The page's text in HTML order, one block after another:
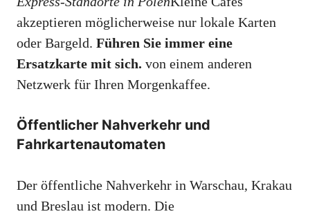
akzeptieren möglicherweise nur lokale Karten
oder Bargeld. Führen Sie immer eine
Ersatzkarte mit sich. von einem anderen
Netzwerk für Ihren Morgenkaffee.
Öffentlicher Nahverkehr und
Fahrkartenautomaten
Der öffentliche Nahverkehr in Warschau, Krakau
und Breslau ist modern. Die